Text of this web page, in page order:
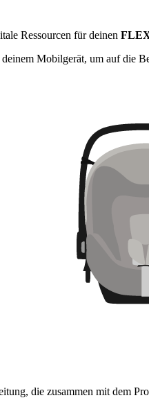
Ressourcen für deinen
Mobilgerät, um auf die
die zusammen mit dem